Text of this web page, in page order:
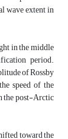
wave extent in
in the middle
period.
of Rossby
speed of the
the post-Arctic
toward the